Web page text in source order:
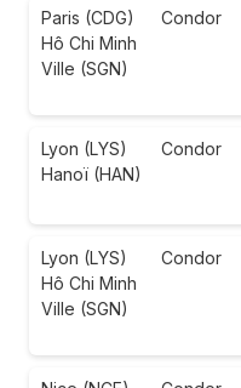
Paris (CDG)
Hô Chi Minh
Ville (SGN)
Condor
Lyon (LYS)
Hanoï (HAN)
Condor
Lyon (LYS)
Hô Chi Minh
Ville (SGN)
Condor